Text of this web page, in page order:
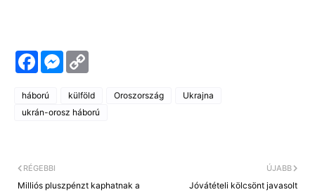
F
a
e
b
o
M
e
s
e
n
y
L
i
háború külföld Oroszország
Ukrajna
ukrán-orosz háború
ÚJABB
Jóvátételi kölcsönt javasolt
RÉGEBBI
Milliós pluszpénzt kaphatnak a